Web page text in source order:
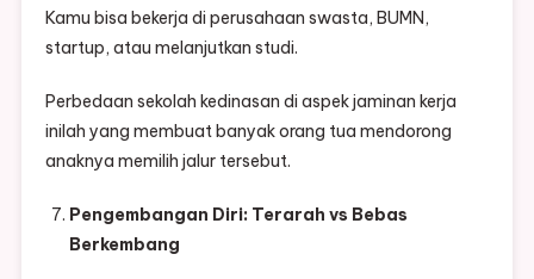
Kamu bisa bekerja di perusahaan swasta, BUMN,
startup, atau melanjutkan studi.
Perbedaan sekolah kedinasan di aspek jaminan kerja
inilah yang membuat banyak orang tua mendorong
anaknya memilih jalur tersebut.
Pengembangan Diri: Terarah vs Bebas
Berkembang